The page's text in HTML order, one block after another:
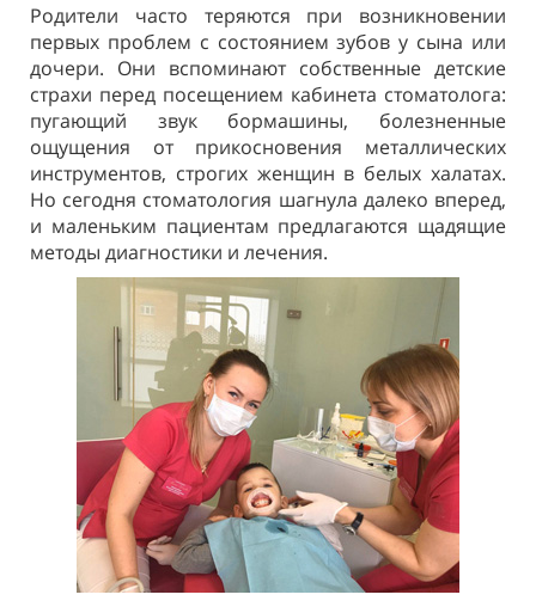
Родители часто теряются при возникновении
первых проблем с состоянием зубов у сына или
дочери. Они вспоминают собственные детские
страхи перед посещением кабинета стоматолога:
пугающий звук бормашины, болезненные
ощущения от прикосновения металлических
инструментов, строгих женщин в белых халатах.
Но сегодня стоматология шагнула далеко вперед,
и маленьким пациентам предлагаются щадящие
методы диагностики и лечения.